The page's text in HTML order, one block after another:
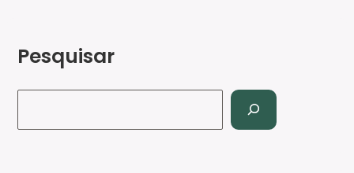
Pesquisar